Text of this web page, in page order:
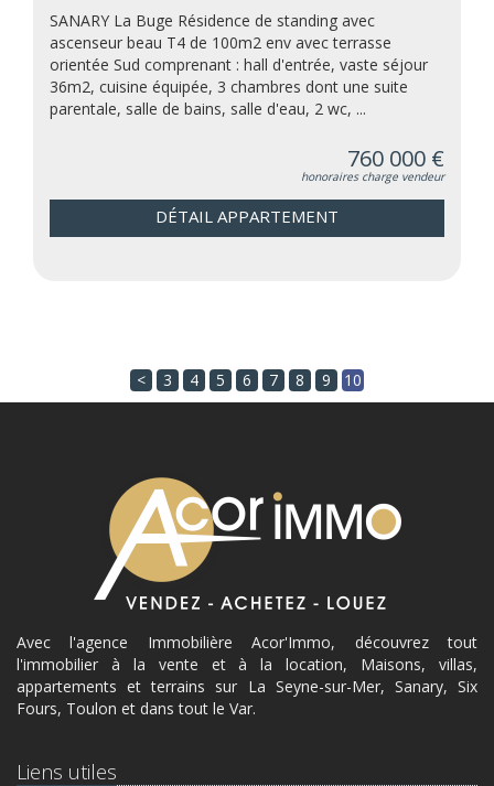
SANARY La Buge Résidence de standing avec
ascenseur beau T4 de 100m2 env avec terrasse
orientée Sud comprenant : hall d'entrée, vaste séjour
36m2, cuisine équipée, 3 chambres dont une suite
parentale, salle de bains, salle d'eau, 2 wc, ...
760 000 €
honoraires charge vendeur
DÉTAIL APPARTEMENT
< 3 4 5 6 7 8 9 10
Avec l'agence Immobilière Acor'Immo, découvrez tout
l'immobilier à la vente et à la location, Maisons, villas,
appartements et terrains sur La Seyne-sur-Mer, Sanary, Six
Fours, Toulon et dans tout le Var.
Liens utiles